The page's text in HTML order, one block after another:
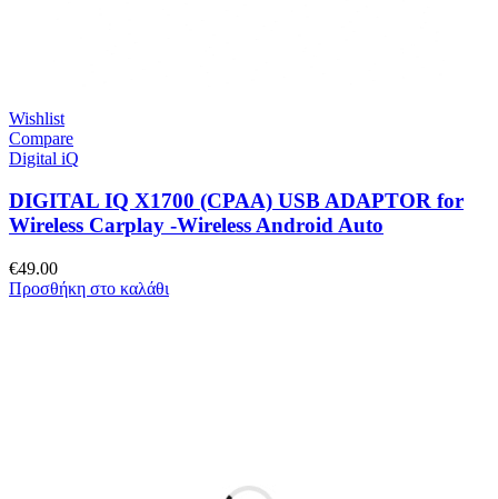
Wishlist
Compare
Digital iQ
DIGITAL IQ X1700 (CPAA) USB ADAPTOR for
Wireless Carplay -Wireless Android Auto
€49.00
Προσθήκη στο καλάθι